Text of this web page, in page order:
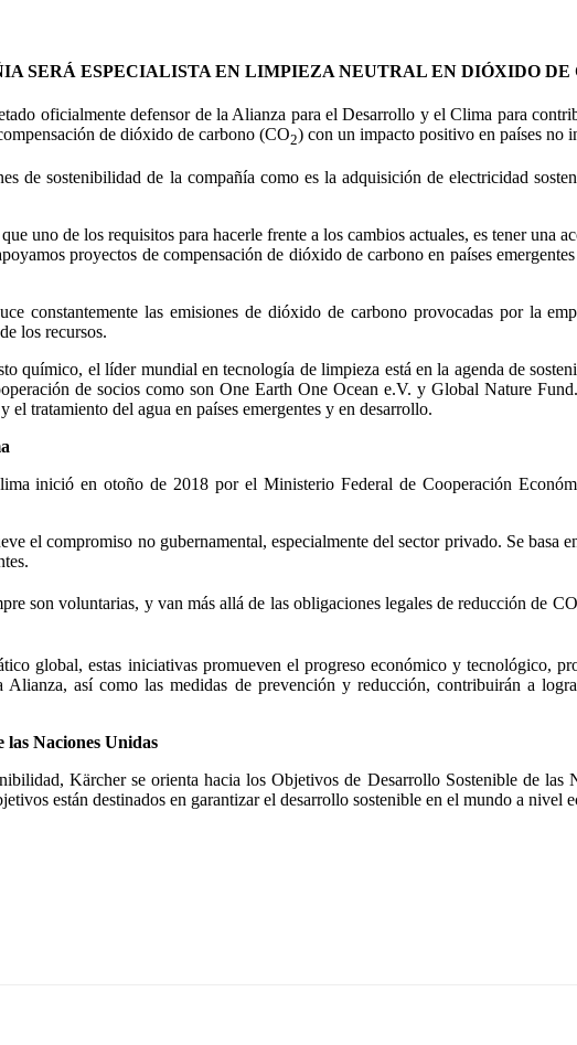
SERÁ ESPECIALISTA EN LIMPIEZA NEUTRAL EN DIÓXIDO DE
oficialmente defensor de la Alianza para el Desarrollo y el Clima para
de dióxido de carbono (CO2) con un impacto positivo en países no
de sostenibilidad de la compañía como es la adquisición de electricidad
uno de los requisitos para hacerle frente a los cambios actuales, es tener
proyectos de compensación de dióxido de carbono en países
constantemente las emisiones de dióxido de carbono provocadas por la
los recursos.
químico, el líder mundial en tecnología de limpieza está en la agenda de
de socios como son One Earth One Ocean e.V. y Global Nature
el tratamiento del agua en países emergentes y en desarrollo.
inició en otoño de 2018 por el Ministerio Federal de Cooperación
el compromiso no gubernamental, especialmente del sector privado. Se
son voluntarias, y van más allá de las obligaciones legales de reducción de CO
global, estas iniciativas promueven el progreso económico y tecnológico,
así como las medidas de prevención y reducción, contribuirán a
las Naciones Unidas
Kärcher se orienta hacia los Objetivos de Desarrollo Sostenible de las
están destinados en garantizar el desarrollo sostenible en el mundo a